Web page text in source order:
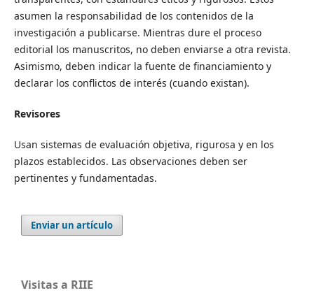
asumen la responsabilidad de los contenidos de la
investigación a publicarse. Mientras dure el proceso
editorial los manuscritos, no deben enviarse a otra revista.
Asimismo, deben indicar la fuente de financiamiento y
declarar los conflictos de interés (cuando existan).
Revisores
Usan sistemas de evaluación objetiva, rigurosa y en los
plazos establecidos. Las observaciones deben ser
pertinentes y fundamentadas.
Enviar un artículo
Visitas a RIIE